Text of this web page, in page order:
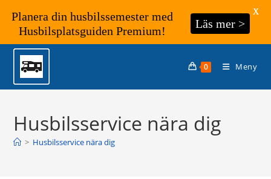
Hoppa
innehållet
0 Meny
Husbilsservice nära dig
> Husbilsservice nära dig
Planera din husbilssemester med
Husbilsplatsguiden Premium!
Läs mer >
X